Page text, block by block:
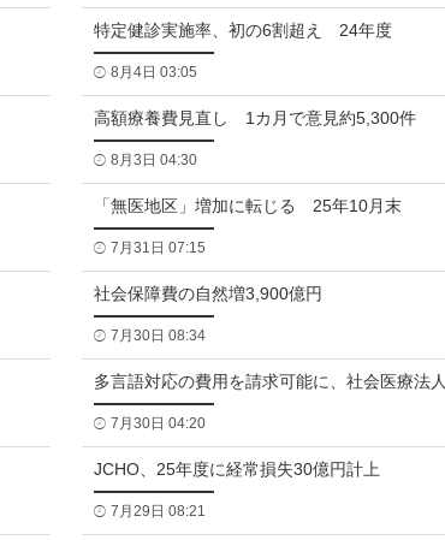
特定健診実施率、初の6割超え 24年度
8月4日 03:05
高額療養費見直し 1カ月で意見約5,300件
8月3日 04:30
「無医地区」増加に転じる 25年10月末
7月31日 07:15
社会保障費の自然増3,900億円
7月30日 08:34
多言語対応の費用を請求可能に、社会医療法人
7月30日 04:20
JCHO、25年度に経常損失30億円計上
7月29日 08:21